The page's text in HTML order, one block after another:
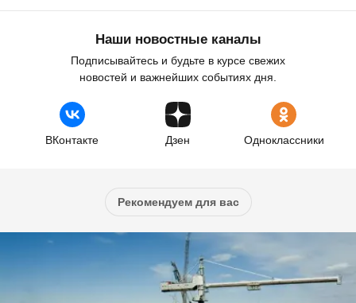
Наши новостные каналы
Подписывайтесь и будьте в курсе свежих
новостей и важнейших событиях дня.
ВКонтакте Дзен Одноклассники
Рекомендуем для вас